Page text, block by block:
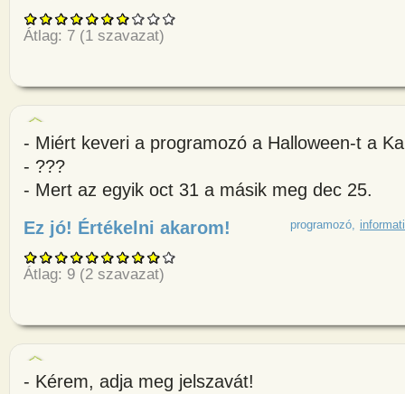
Átlag: 7 (1 szavazat)
- Miért keveri a programozó a Halloween-t a
- ???
- Mert az egyik oct 31 a másik meg dec 25.
programozó
Ez jó! Értékelni akarom! about - Miért keveri a
Átlag: 9 (2 szavazat)
- Kérem, adja meg jelszavát!